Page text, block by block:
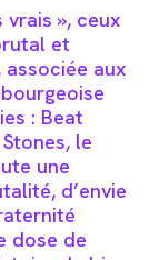
vrais », ceux
et
associée aux
: Beat
le
une
d’envie
dose de